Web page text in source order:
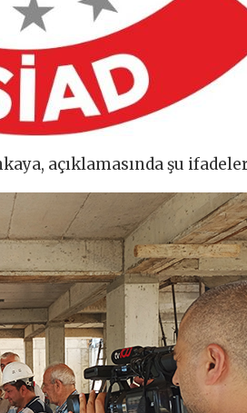
açıklamasında şu